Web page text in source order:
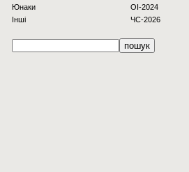
Юнаки
Інші
OI-2024
ЧС-2026